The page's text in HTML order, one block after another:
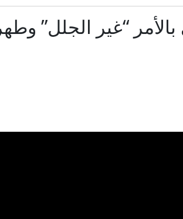
مقتل معلم وإصابة 15 شخصًا
على "استعراضات" ترامب
“غير الجلل”